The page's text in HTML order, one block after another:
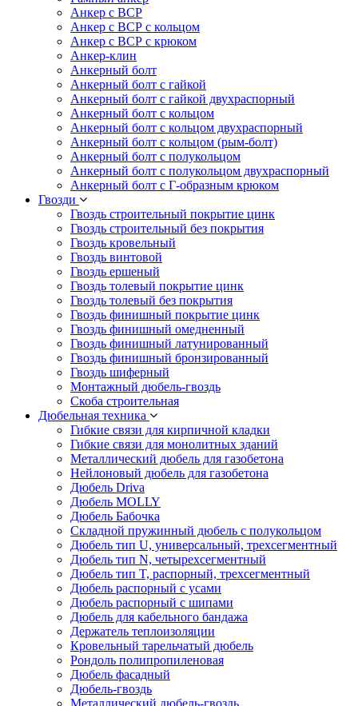
Анкер с ВСР
Анкер с ВСР с кольцом
Анкер с ВСР с крюком
Анкер-клин
Анкерный болт
Анкерный болт с гайкой
Анкерный болт с гайкой двухраспорный
Анкерный болт с кольцом
Анкерный болт с кольцом двухраспорный
Анкерный болт с кольцом (рым-болт)
Анкерный болт с полукольцом
Анкерный болт с полукольцом двухраспорный
Анкерный болт с Г-образным крюком
Гвозди
Гвоздь строительный покрытие цинк
Гвоздь строительный без покрытия
Гвоздь кровельный
Гвоздь винтовой
Гвоздь ершеный
Гвоздь толевый покрытие цинк
Гвоздь толевый без покрытия
Гвоздь финишный покрытие цинк
Гвоздь финишный омедненный
Гвоздь финишный латунированный
Гвоздь финишный бронзированный
Гвоздь шиферный
Монтажный дюбель-гвоздь
Скоба строительная
Дюбельная техника
Гибкие связи для кирпичной кладки
Гибкие связи для монолитных зданий
Металлический дюбель для газобетона
Нейлоновый дюбель для газобетона
Дюбель Driva
Дюбель MOLLY
Дюбель Бабочка
Складной пружинный дюбель с полукольцом
Дюбель тип U, универсальный, трехсегментный
Дюбель тип N, четырехсегментный
Дюбель тип T, распорный, трехсегментный
Дюбель распорный с усами
Дюбель распорный с шипами
Дюбель для кабельного бандажа
Держатель теплоизоляции
Кровельный тарельчатый дюбель
Рондоль полипропиленовая
Дюбель фасадный
Дюбель-гвоздь